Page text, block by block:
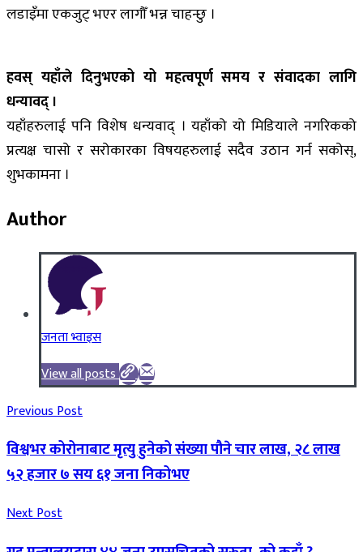
लडाइँमा एकजुट् भएर लागौँ भन्न चाहन्छु ।
हवस् यहाँले दिनुभएको यो महत्वपूर्ण समय र संवादका लागि
धन्यावद् ।
यहाँहरुलाई पनि विशेष धन्यवाद् । यहाँको यो मिडियाले नगरिकको
प्रत्यक्ष चासो र सरोकारका विषयहरुलाई सदैव उठान गर्न सकोस्,
शुभकामना ।
Author
जनता भ्वाइस
View all posts
Previous Post
विश्वभर कोरोनाबाट मृत्यु हुनेको संख्या पौने चार लाख, २८ लाख
५२ हजार ७ सय ६१ जना निकोभए
Next Post